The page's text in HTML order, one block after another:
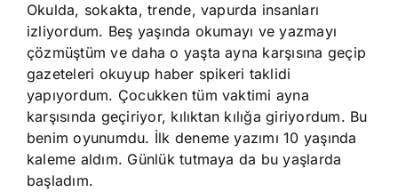
Okulda, sokakta, trende, vapurda insanları
izliyordum. Beş yaşında okumayı ve yazmayı
çözmüştüm ve daha o yaşta ayna karşısına geçip
gazeteleri okuyup haber spikeri taklidi
yapıyordum. Çocukken tüm vaktimi ayna
karşısında geçiriyor, kılıktan kılığa giriyordum. Bu
benim oyunumdu. İlk deneme yazımı 10 yaşında
kaleme aldım. Günlük tutmaya da bu yaşlarda
başladım.